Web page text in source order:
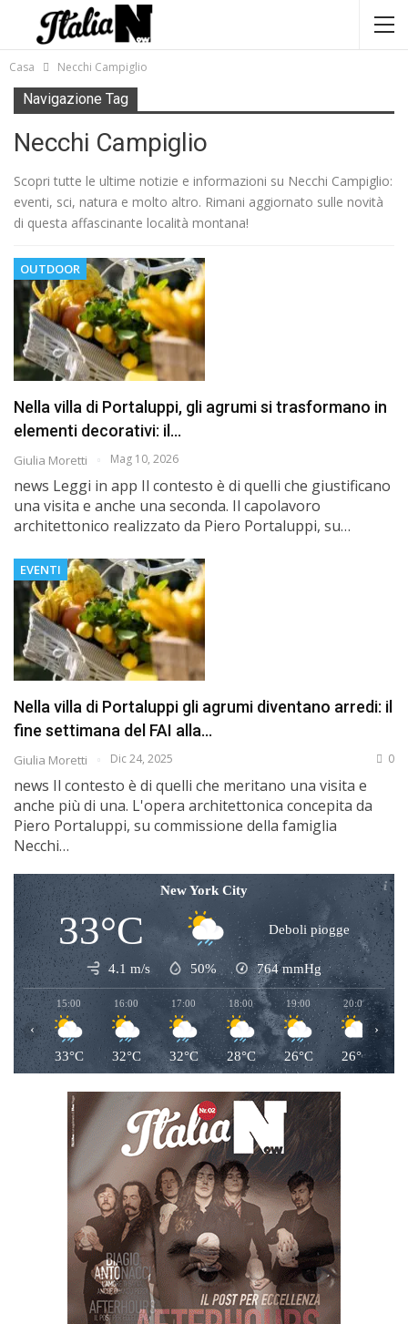
Casa Necchi Campiglio
Navigazione Tag
Necchi Campiglio
Scopri tutte le ultime notizie e informazioni su Necchi Campiglio:
eventi, sci, natura e molto altro. Rimani aggiornato sulle novità
di questa affascinante località montana!
OUTDOOR
Nella villa di Portaluppi, gli agrumi si trasformano in
elementi decorativi: il…
Giulia Moretti Mag 10, 2026
news Leggi in app Il contesto è di quelli che giustificano
una visita e anche una seconda. Il capolavoro
architettonico realizzato da Piero Portaluppi, su…
EVENTI
Nella villa di Portaluppi gli agrumi diventano arredi: il
fine settimana del FAI alla…
Giulia Moretti Dic 24, 2025 0
news Il contesto è di quelli che meritano una visita e
anche più di una. L'opera architettonica concepita da
Piero Portaluppi, su commissione della famiglia
Necchi…
New York City
33°C Deboli piogge
4.1 m/s 50% 764mmHg
15:00
33°C
16:00
32°C
17:00
32°C
18:00
28°C
19:00
26°C
20:00
26°C
‹ ›